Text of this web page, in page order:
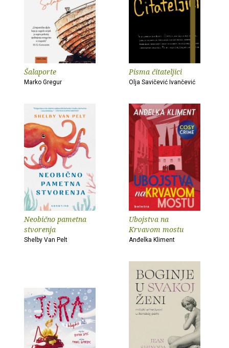
Šalaporte
Marko Gregur
Pisma čitateljici
Olja Savičević Ivančević
Neobično pametna
stvorenja
Shelby Van Pelt
Ubojstva na
Krvavom mostu
Anđelka Kliment